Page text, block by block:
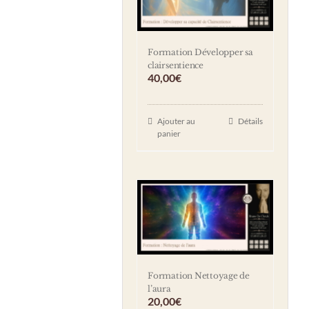
Formation Développer sa
clairsentience
40,00€
Ajouter au
panier
Détails
Formation Nettoyage de
l’aura
20,00€